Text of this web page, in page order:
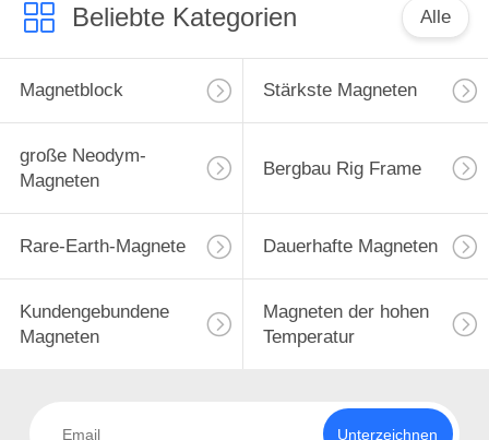
Beliebte Kategorien Alle
Magnetblock Stärkste Magneten
große Neodym-
Magneten
Bergbau Rig Frame
Rare-Earth-Magnete Dauerhafte Magneten
Kundengebundene
Magneten
Magneten der hohen
Temperatur
Unterzeichnen